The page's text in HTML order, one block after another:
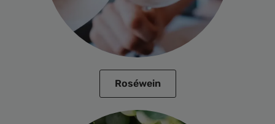
Roséwein